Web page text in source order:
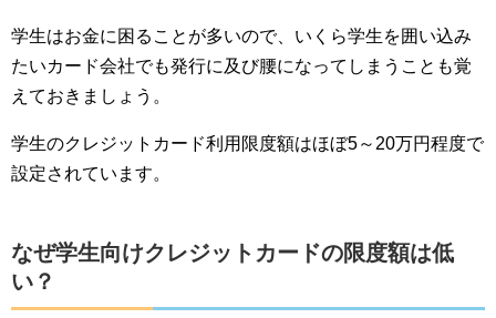
学生はお金に困ることが多いので、いくら学生を囲い込み
たいカード会社でも発行に及び腰になってしまうことも覚
えておきましょう。
学生のクレジットカード利用限度額はほぼ5～20万円程度で
設定されています。
なぜ学生向けクレジットカードの限度額は低
い？